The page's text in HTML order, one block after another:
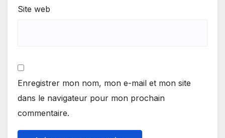
Site web
Enregistrer mon nom, mon e-mail et mon site
dans le navigateur pour mon prochain
commentaire.